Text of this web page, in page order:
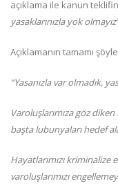
açıklama ile kanun
yasaklarınızla yok
Açıklamanın tamamı
“Yasanızla var olmadık,
Varoluşlarımıza göz
başta lubunyaları hedef
Hayatlarımızı kriminalize
varoluşlarımızı